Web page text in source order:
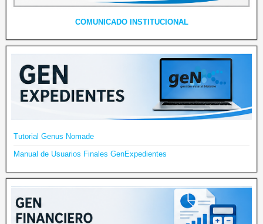
COMUNICADO INSTITUCIONAL
Tutorial Genus Nomade
Manual de Usuarios Finales GenExpedientes